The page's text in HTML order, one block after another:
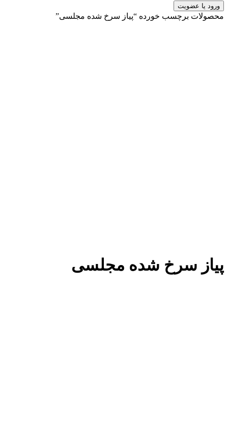
محصولات برچسب خورده “پیاز سرخ شده مجلسی”
پیاز سرخ شده مجلسی